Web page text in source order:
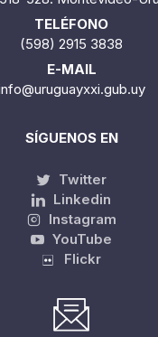
DIRECCIÓN
TELÉFONO
E-MAIL
info@uruguayxxi.gub.uy
SÍGUENOS EN
Linkedin
Instagram